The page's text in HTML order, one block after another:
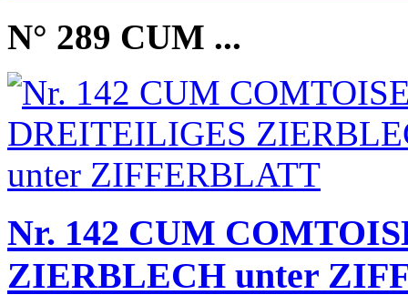
N° 289 CUM ...
Nr. 142 CUM
ZIERBLECH unter